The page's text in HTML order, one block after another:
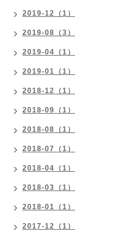
2019-12（1）
2019-08（3）
2019-04（1）
2019-01（1）
2018-12（1）
2018-09（1）
2018-08（1）
2018-07（1）
2018-04（1）
2018-03（1）
2018-01（1）
2017-12（1）